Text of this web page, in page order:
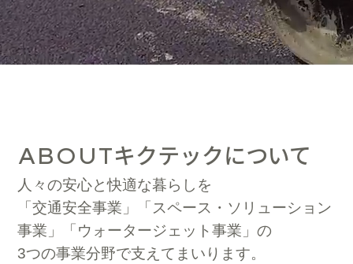
ABOUTキクテックについて
人々の安心と快適な暮らしを
「交通安全事業」「スペース・ソリューション
事業」「ウォータージェット事業」の
3つの事業分野で支えてまいります。